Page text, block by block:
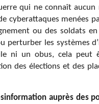
qui ne connaît
cyberattaques menées
ou des soldats
perturber les systèmes
ni un obus, cela peut
des élections et des
auprès des